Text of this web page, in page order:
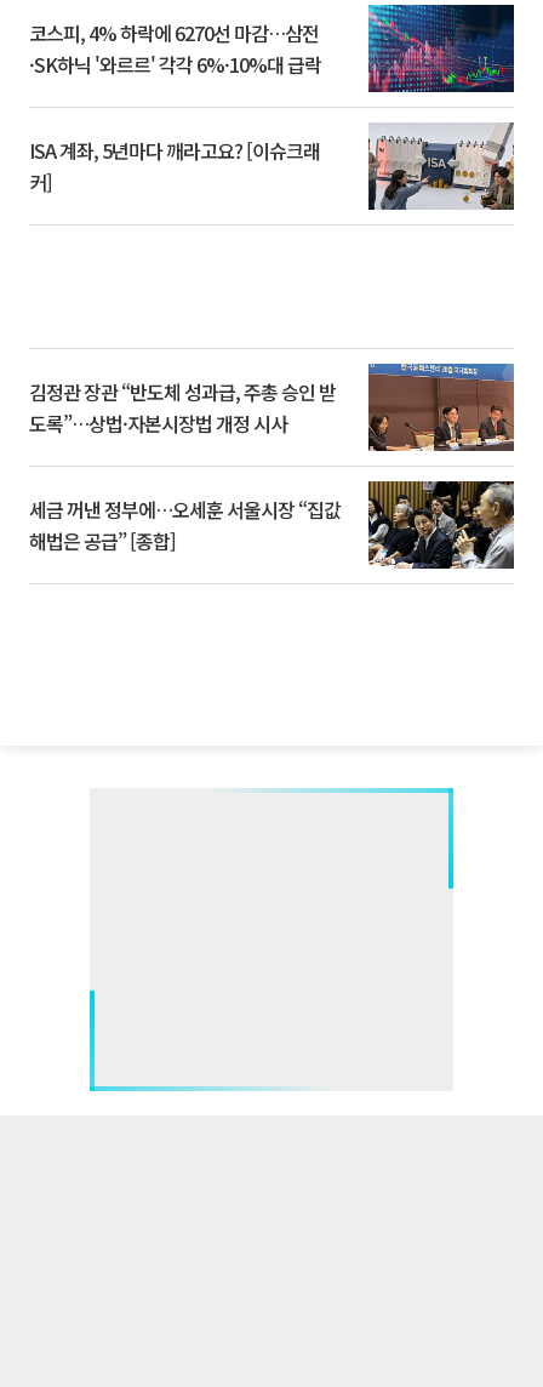
코스피, 4% 하락에 6270선 마감…삼전
·SK하닉 '와르르' 각각 6%·10%대 급락
ISA 계좌, 5년마다 깨라고요? [이슈크래
커]
김정관 장관 “반도체 성과급, 주총 승인 받
도록”…상법·자본시장법 개정 시사
세금 꺼낸 정부에…오세훈 서울시장 “집값
해법은 공급” [종합]